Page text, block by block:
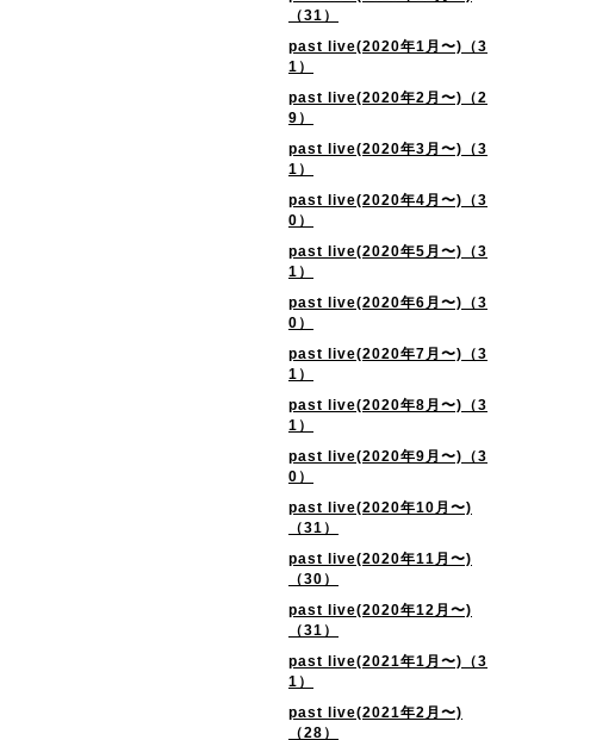
（31）
past live(2020年1月〜)（3
1）
past live(2020年2月〜)（2
9）
past live(2020年3月〜)（3
1）
past live(2020年4月〜)（3
0）
past live(2020年5月〜)（3
1）
past live(2020年6月〜)（3
0）
past live(2020年7月〜)（3
1）
past live(2020年8月〜)（3
1）
past live(2020年9月〜)（3
0）
past live(2020年10月〜)
（31）
past live(2020年11月〜)
（30）
past live(2020年12月〜)
（31）
past live(2021年1月〜)（3
1）
past live(2021年2月〜)
（28）